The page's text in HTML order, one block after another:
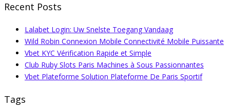
Recent Posts
Lalabet Login: Uw Snelste Toegang Vandaag
Wild Robin Connexion Mobile Connectivité Mobile Puissante
Vbet KYC Vérification Rapide et Simple
Club Ruby Slots Paris Machines à Sous Passionnantes
Vbet Plateforme Solution Plateforme De Paris Sportif
Tags